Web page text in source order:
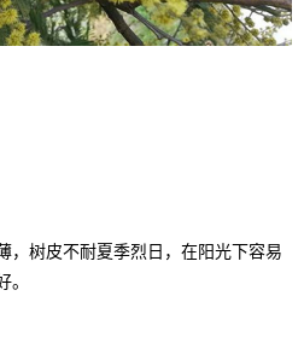
，树皮不耐夏季烈日，在阳光下容易
。